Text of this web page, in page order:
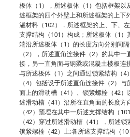
板体（1），所述板体（1）包括框架以
述框架的四个外壁上和所述框架的上下
温材料（102），所述框架的上、下、
支撑结构（101）构成；所述板体（1）
端沿所述板体（1）的长度方向分别间
（2），所述直角连接件（2）的其中
接，另一直角面与钢梁或混凝土楼板连
与所述板体（1）之间通过锁紧结构（4
（4）包括设于所述直角连接件（2）
面上的滑动槽（41）、锁紧螺栓（42）
述滑动槽（41）沿所在直角面的长度方
（42）预埋在其中一所述支撑结构（
（42）穿过所述滑动槽（41），所述
锁紧螺栓（42）上;各所述支撑结构（